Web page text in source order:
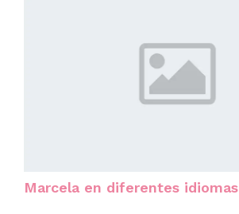
Marcela en diferentes idiomas